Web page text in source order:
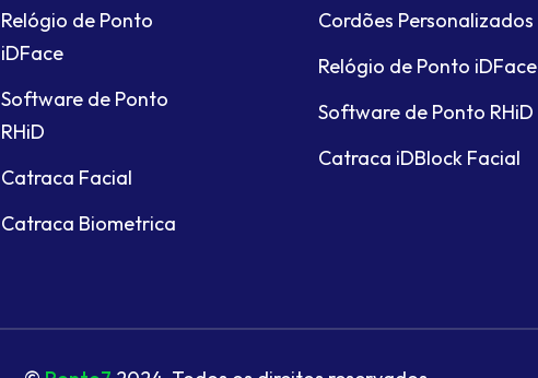
Relógio de Ponto
iDFace
Software de Ponto
RHiD
Catraca Facial
Catraca Biometrica
Cordões Personalizados
Relógio de Ponto iDFace
Software de Ponto RHiD
Catraca iDBlock Facial